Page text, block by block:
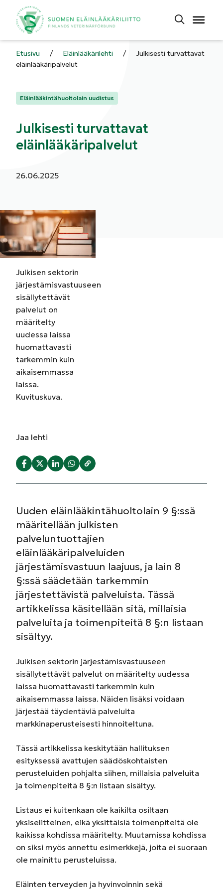
Etusivu / Eläinlääkärilehti /
Julkisesti turvattavat
eläinlääkäripalvelut
Kategoriat:
Eläinlääkintähuoltolain uudistus
Julkisesti turvattavat
eläinlääkäripalvelut
Julkaistu:
26.06.2025
Julkisen sektorin
järjestämisvastuuseen
sisällytettävät
palvelut on
määritelty
uudessa laissa
huomattavasti
tarkemmin kuin
aikaisemmassa
laissa.
Kuvituskuva.
Jaa lehti
Uuden eläinlääkintähuoltolain 9 §:ssä
määritellään julkisten
palveluntuottajien
eläinlääkäripalveluiden
järjestämisvastuun laajuus, ja lain 8
§:ssä säädetään tarkemmin
järjestettävistä palveluista. Tässä
artikkelissa käsitellään sitä, millaisia
palveluita ja toimenpiteitä 8 §:n listaan
sisältyy.
Julkisen sektorin järjestämisvastuuseen
sisällytettävät palvelut on määritelty uudessa
laissa huomattavasti tarkemmin kuin
aikaisemmassa laissa. Näiden lisäksi voidaan
järjestää täydentäviä palveluita
markkinaperusteisesti hinnoiteltuna.
Tässä artikkelissa keskitytään hallituksen
esityksessä avattujen säädöskohtaisten
perusteluiden pohjalta siihen, millaisia palveluita
ja toimenpiteitä 8 §:n listaan sisältyy.
Listaus ei kuitenkaan ole kaikilta osiltaan
yksiselitteinen, eikä yksittäisiä toimenpiteitä ole
kaikissa kohdissa määritelty. Muutamissa kohdissa
on siksi myös annettu esimerkkejä, joita ei suoraan
ole mainittu perusteluissa.
Eläinten terveyden ja hyvinvoinnin sekä